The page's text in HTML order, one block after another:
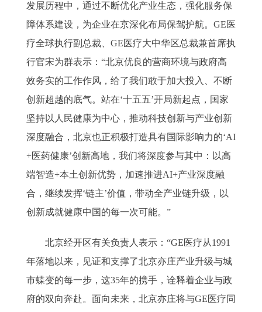
发展历程中，通过不断优化产业生态，强化服务保
障体系建设，为企业在京深化布局保驾护航。GE医
疗全球执行副总裁、GE医疗大中华区总裁兼首席执
行官宋为群表示：“北京优良的营商环境与政府高
效务实的工作作风，给了我们敢于加大投入、不断
创新超越的底气。站在‘十五五’开局新起点，国家
坚持以人民健康为中心，推动科技创新与产业创新
深度融合，北京也正积极打造具有国际影响力的‘AI
+医药健康’创新高地，我们将深度参与其中：以高
端智造+本土创新优势，加速推进AI+产业深度融
合，继续发挥‘链主’价值，带动全产业链升级，以
创新成就健康中国的每一次可能。”
北京经开区有关负责人表示：“GE医疗从1991
年落地以来，见证和支撑了北京亦庄产业升级与城
市蝶变的每一步，这35年的携手，诠释着企业与政
府的双向奔赴。面向未来，北京亦庄将与GE医疗同